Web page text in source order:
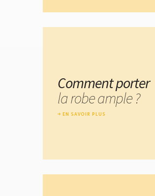
Comment porter
la robe ample ?
EN SAVOIR PLUS